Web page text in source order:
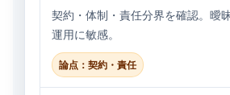
契約・体制・責任分界を確認。曖
運用に敏感。
論点：契約・責任